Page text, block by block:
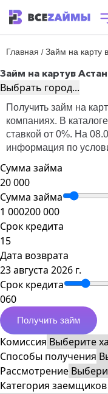
Главная / Займ на карту
Займ на картув
Выбрать город...
Получить займ на
компаниях. В
ставкой от 0%. На
информация по
Сумма займа
Сумма займа
1 000200 000
Срок кредита
Дата возврата
23 августа 2026 г.
Срок кредита
060
Получить займ
Комиссия
Способы получения
Рассмотрение
Категория заемщиков